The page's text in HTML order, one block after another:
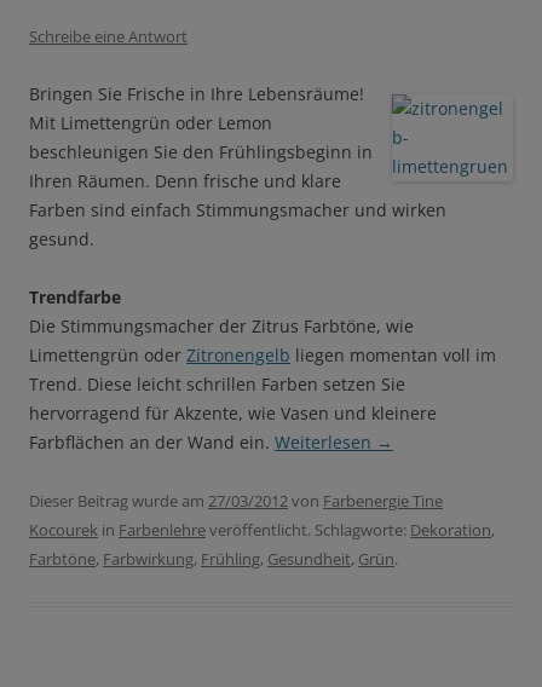
Schreibe eine Antwort
Bringen Sie Frische in Ihre Lebensräume!
Mit Limettengrün oder Lemon
beschleunigen Sie den Frühlingsbeginn in
Ihren Räumen. Denn frische und klare
Farben sind einfach Stimmungsmacher und wirken
gesund.
Trendfarbe
Die Stimmungsmacher der Zitrus Farbtöne, wie
Limettengrün oder Zitronengelb liegen momentan voll im
Trend. Diese leicht schrillen Farben setzen Sie
hervorragend für Akzente, wie Vasen und kleinere
Farbflächen an der Wand ein. Weiterlesen →
Dieser Beitrag wurde am 27/03/2012von Farbenergie Tine
Kocourek in Farbenlehreveröffentlicht. Schlagworte: Dekoration,
Farbtöne, Farbwirkung, Frühling, Gesundheit, Grün.